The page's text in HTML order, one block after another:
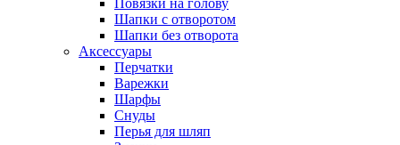
Повязки на голову
Шапки с отворотом
Шапки без отворота
Аксессуары
Перчатки
Варежки
Шарфы
Снуды
Перья для шляп